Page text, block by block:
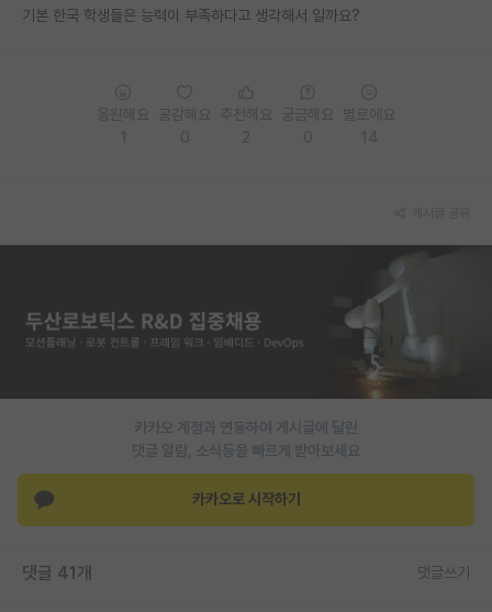
PI 전용 게시판
학술 정보 게시판
커리어
재팬라운지 🌸
기본 한국 학생들은 능력이 부족하다고 생각해서 일까요?
카카오 계정과 연동하여 게시글에 달린
댓글 알람, 소식등을 빠르게 받아보세요
카카오로 시작하기
댓글 41개 댓글쓰기